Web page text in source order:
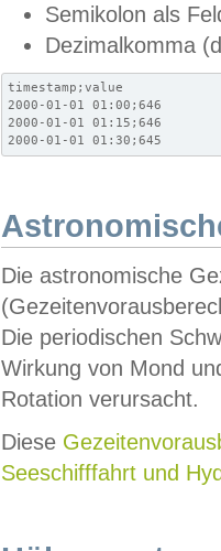
Semikolon als
Dezimalkomma
timestamp;value
2000-01-01 01:00;646
2000-01-01 01:15;646
2000-01-01 01:30;645
Die astronomische
Die periodischen
Wirkung von Mond
Rotation verursacht.
Diese
Seeschifffahrt und